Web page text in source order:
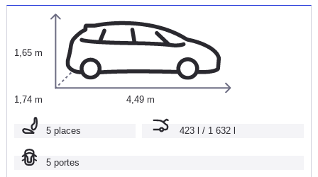
1,65 m
1,74 m 4,49 m
5 places 423 l / 1 632 l
5 portes